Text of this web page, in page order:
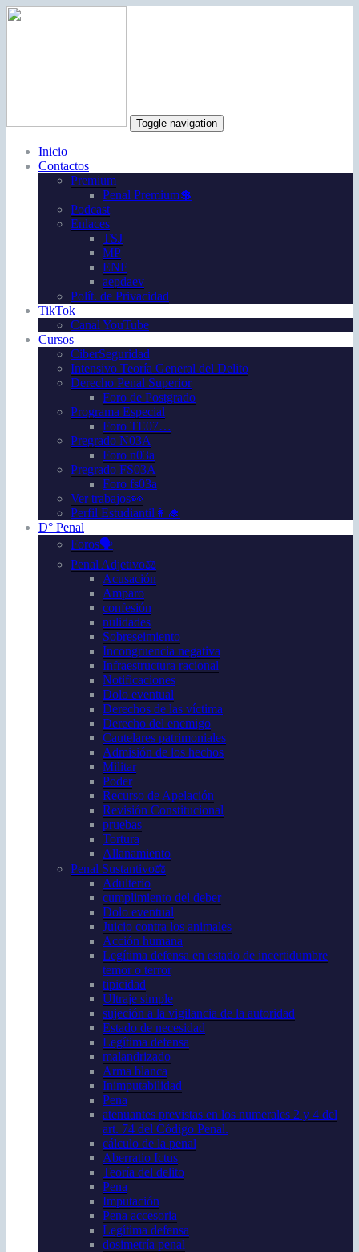
Toggle navigation
Inicio
Contactos
Premium
Penal Premium💲
Podcast
Enlaces
TSJ
MP
ENF
aepdaev
Polít. de Privacidad
TikTok
Canal YouTube
Cursos
CiberSeguridad
Intensivo Teoría General del Delito
Derecho Penal Superior
Foro de Postgrado
Programa Especial
Foro TE07…
Pregrado N03A
Foro n03a
Pregrado FS03A
Foro fs03a
Ver trabajos👀
Perfil Estudiantil👩‍🎓
D° Penal
Foros🗣️
Penal Adjetivo⚖️
Acusación
Amparo
confesión
nulidades
Sobreseimiento
Incongruencia negativa
Infraestructura racional
Notificaciones
Dolo eventual
Derechos de las víctima
Derecho del enemigo
Cautelares patrimoniales
Admisión de los hechos
Militar
Poder
Recurso de Apelación
Revisión Constitucional
pruebas
Tortura
Allanamiento
Penal Sustantivo⚖️
Adulterio
cumplimiento del deber
Dolo eventual
Juicio contra los animales
Acción humana
Legítima defensa en estado de incertidumbre
temor o terror
tipicidad
Ultraje simple
sujeción a la vigilancia de la autoridad
Estado de necesidad
Legítima defensa
malandrizado
Arma blanca
Inimputabilidad
Pena
atenuantes previstas en los numerales 2 y 4 del
art. 74 del Código Penal.
cálculo de la penal
Aberratio Ictus
Teoría del delito
Pena
Imputación
Pena accesoria
Legítima defensa
dosimetría penal